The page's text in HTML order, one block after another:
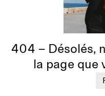
404 – Désolés,
la page que